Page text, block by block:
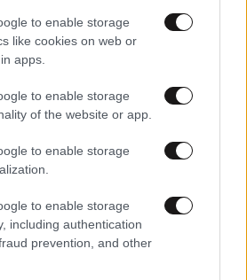
to enable storage
like cookies on web or
apps.
to enable storage
of the website or app.
to enable storage
to enable storage
including authentication
prevention, and other
– Το ψεύτικο κόκκινο
τρένο με 2,6 εκατ. λίρες